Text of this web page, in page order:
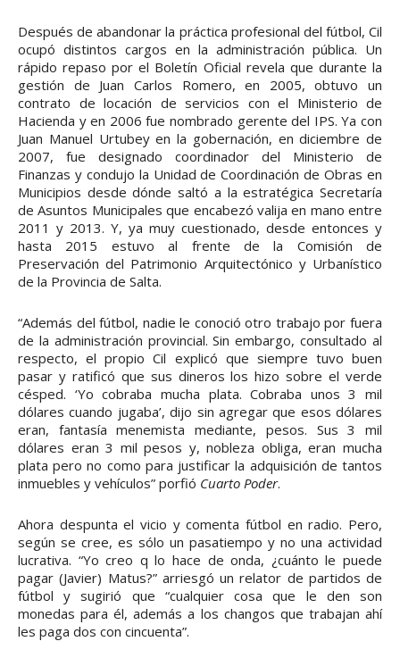
Después de abandonar la práctica profesional del fútbol, Cil
ocupó distintos cargos en la administración pública. Un
rápido repaso por el Boletín Oficial revela que durante la
gestión de Juan Carlos Romero, en 2005, obtuvo un
contrato de locación de servicios con el Ministerio de
Hacienda y en 2006 fue nombrado gerente del IPS. Ya con
Juan Manuel Urtubey en la gobernación, en diciembre de
2007, fue designado coordinador del Ministerio de
Finanzas y condujo la Unidad de Coordinación de Obras en
Municipios desde dónde saltó a la estratégica Secretaría
de Asuntos Municipales que encabezó valija en mano entre
2011 y 2013. Y, ya muy cuestionado, desde entonces y
hasta 2015 estuvo al frente de la Comisión de
Preservación del Patrimonio Arquitectónico y Urbanístico
de la Provincia de Salta.
“Además del fútbol, nadie le conoció otro trabajo por fuera
de la administración provincial. Sin embargo, consultado al
respecto, el propio Cil explicó que siempre tuvo buen
pasar y ratificó que sus dineros los hizo sobre el verde
césped. ‘Yo cobraba mucha plata. Cobraba unos 3 mil
dólares cuando jugaba’, dijo sin agregar que esos dólares
eran, fantasía menemista mediante, pesos. Sus 3 mil
dólares eran 3 mil pesos y, nobleza obliga, eran mucha
plata pero no como para justificar la adquisición de tantos
inmuebles y vehículos” porfió Cuarto Poder.
Ahora despunta el vicio y comenta fútbol en radio. Pero,
según se cree, es sólo un pasatiempo y no una actividad
lucrativa. “Yo creo q lo hace de onda, ¿cuánto le puede
pagar (Javier) Matus?” arriesgó un relator de partidos de
fútbol y sugirió que “cualquier cosa que le den son
monedas para él, además a los changos que trabajan ahí
les paga dos con cincuenta”.